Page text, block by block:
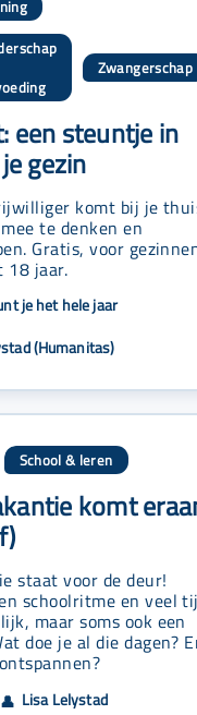
Zwangerschap
een steuntje in
gezin
komt bij je
te denken en
Gratis, voor
18 jaar.
je het hele jaar
(Humanitas)
School & leren
komt
staat voor de deur!
schoolritme en veel
maar soms ook een
doe je al die dagen?
👤 Lisa Lelystad